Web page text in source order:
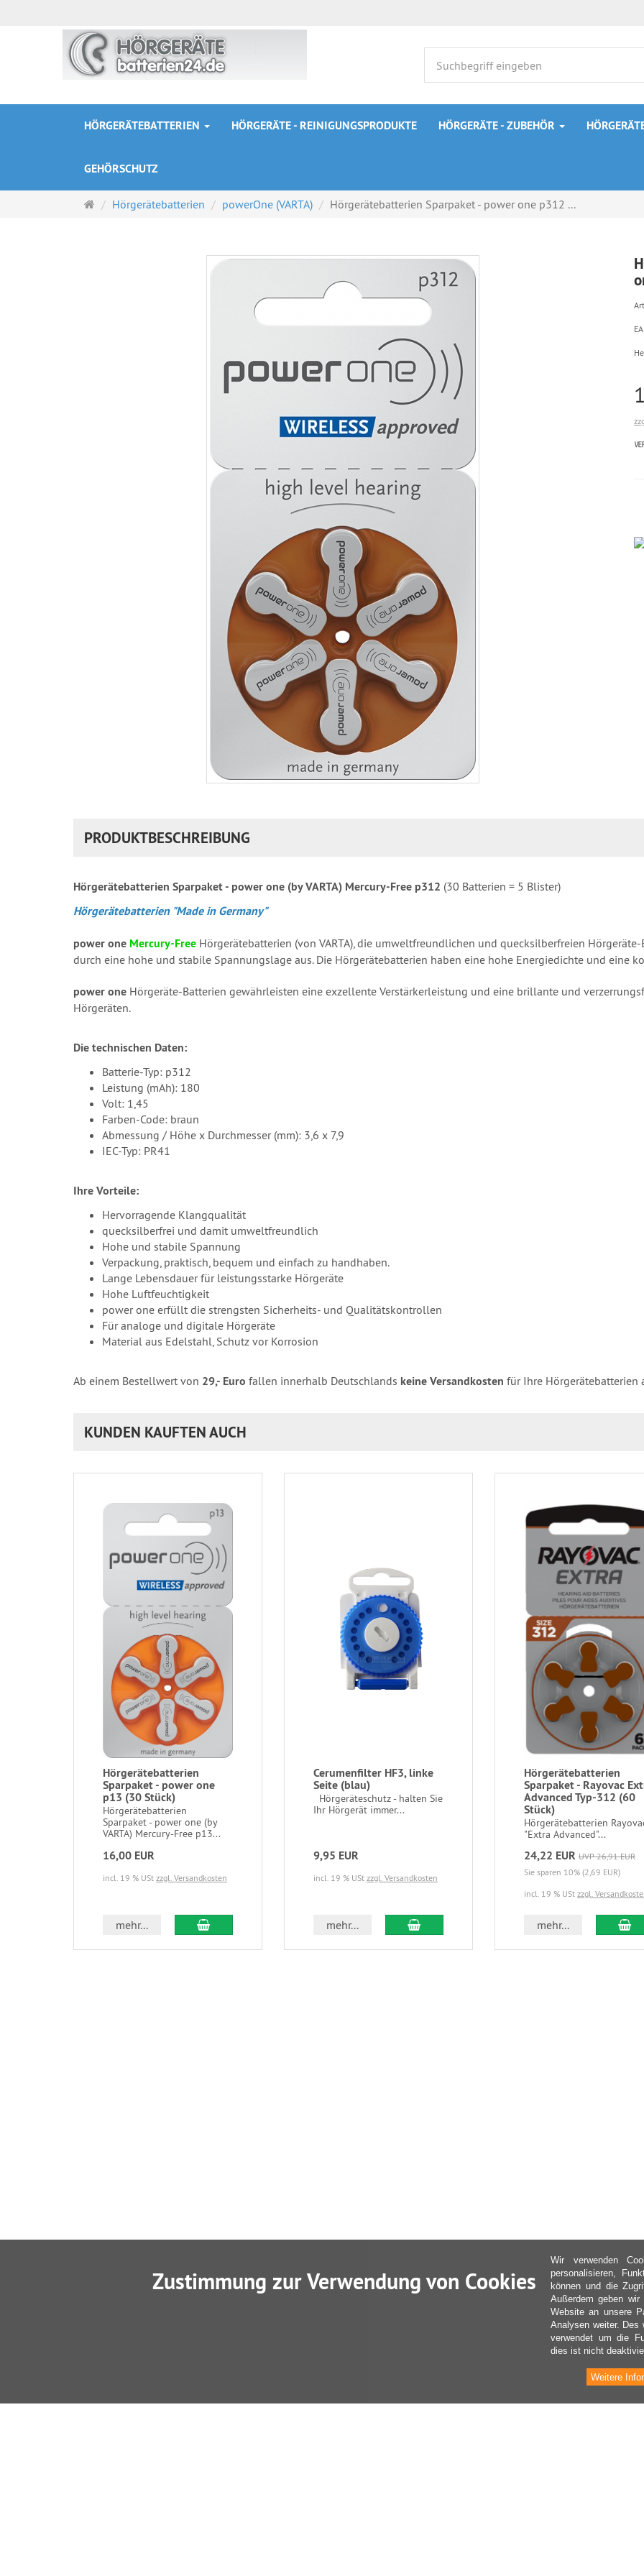
HÖRGERÄTEBATTERIEN HÖRGERÄTE - REINIGUNGSPRODUKTE HÖRGERÄTE - ZUBEHÖR
GEHÖRSCHUTZ
Startseite
Hörgerätebatterien powerOne (VARTA) Hörgerätebatterien Sparpaket - power one p312 ...
PRODUKTBESCHREIBUNG
Hörgerätebatterien Sparpaket - power one (by VARTA) Mercury-Free p312 (30 Batterien = 5 Blister)
Hörgerätebatterien "Made in Germany"
power one Mercury-Free Hörgerätebatterien (von VARTA), die umweltfreundlichen und quecksilberfreien
durch eine hohe und stabile Spannungslage aus. Die Hörgerätebatterien haben eine hohe Energiedichte und eine
power one Hörgeräte-Batterien gewährleisten eine exzellente Verstärkerleistung und eine brillante und
Hörgeräten.
Die technischen Daten:
Batterie-Typ: p312
Leistung (mAh): 180
Volt: 1,45
Farben-Code: braun
Abmessung / Höhe x Durchmesser (mm): 3,6 x 7,9
IEC-Typ: PR41
Ihre Vorteile:
Hervorragende Klangqualität
quecksilberfrei und damit umweltfreundlich
Hohe und stabile Spannung
Verpackung, praktisch, bequem und einfach zu handhaben.
Lange Lebensdauer für leistungsstarke Hörgeräte
Hohe Luftfeuchtigkeit
power one erfüllt die strengsten Sicherheits- und Qualitätskontrollen
Für analoge und digitale Hörgeräte
Material aus Edelstahl, Schutz vor Korrosion
Ab einem Bestellwert von 29,- Euro fallen innerhalb Deutschlands keine Versandkosten für Ihre Hörgerätebatterien
KUNDEN KAUFTEN AUCH
Hörgerätebatterien
Sparpaket - power one
p13 (30 Stück)
Hörgerätebatterien
Sparpaket - power one (by
VARTA) Mercury-Free p13...
16,00 EUR
incl. 19 % USt zzgl. Versandkosten
mehr... In den Warenkorb
Cerumenfilter HF3, linke
Seite (blau)
Hörgeräteschutz - halten Sie
Ihr Hörgerät immer...
9,95 EUR
incl. 19 % USt zzgl. Versandkosten
mehr... In den Warenkorb
Hörgerätebatterien
Sparpaket - Rayovac
Advanced Typ-312 (60
Stück)
Hörgerätebatterien
"Extra Advanced"...
24,22 EUR UVP 26,91 EUR
Sie sparen 10% (2,69 EUR)
incl. 19 % USt zzgl.
mehr... In
Zustimmung zur Verwendung von Cookies
Wir verwenden
personalisieren,
können und die
Außerdem geben
Website an unsere
Analysen weiter. Des
verwendet um die
dies ist nicht
Weitere